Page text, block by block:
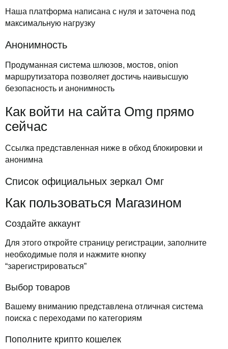
Наша платформа написана с нуля и заточена под
максимальную нагрузку
Анонимность
Продуманная система шлюзов, мостов, onion
маршрутизатора позволяет достичь наивысшую
безопасность и анонимность
Как войти на сайта Omg прямо
сейчас
Ссылка представленная ниже в обход блокировки и
анонимна
Список официальных зеркал Омг
Как пользоваться Магазином
Создайте аккаунт
Для этого откройте страницу регистрации, заполните
необходимые поля и нажмите кнопку
“зарегистрироваться”
Выбор товаров
Вашему вниманию представлена отличная система
поиска с переходами по категориям
Пополните крипто кошелек